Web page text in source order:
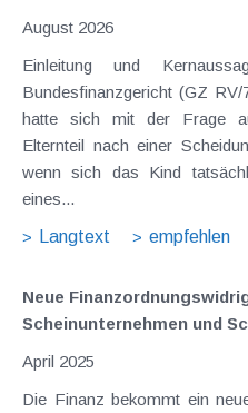
August 2026
Einleitung und
Bundesfinanzgericht (GZ RV/
hatte sich mit der Frage
Elternteil nach einer
wenn sich das Kind
eines...
Langtext
empfehlen
Neue
Scheinunternehmen und
April 2025
Die Finanz bekommt ein